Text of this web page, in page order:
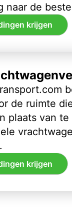
naar de
krijgen
de ruimte
plaats van te
krijgen